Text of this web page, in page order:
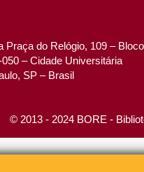
Praça do Relógio, 109 –
– Cidade Universitária
SP – Brasil
© 2013 - 2024 BORE -